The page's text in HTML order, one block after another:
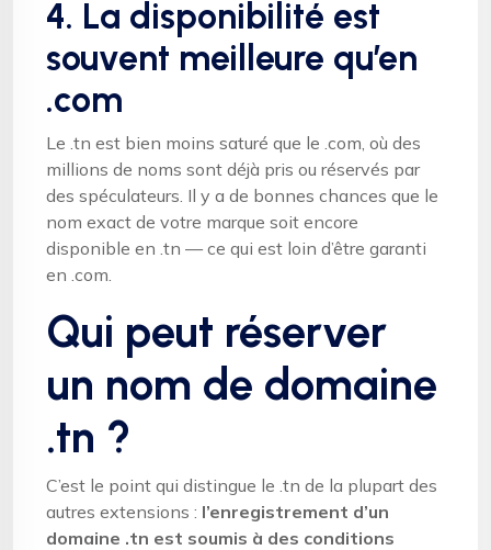
4. La disponibilité est
souvent meilleure qu’en
.com
Le .tn est bien moins saturé que le .com, où des
millions de noms sont déjà pris ou réservés par
des spéculateurs. Il y a de bonnes chances que le
nom exact de votre marque soit encore
disponible en .tn — ce qui est loin d’être garanti
en .com.
Qui peut réserver
un nom de domaine
.tn ?
C’est le point qui distingue le .tn de la plupart des
autres extensions : l’enregistrement d’un
domaine .tn est soumis à des conditions